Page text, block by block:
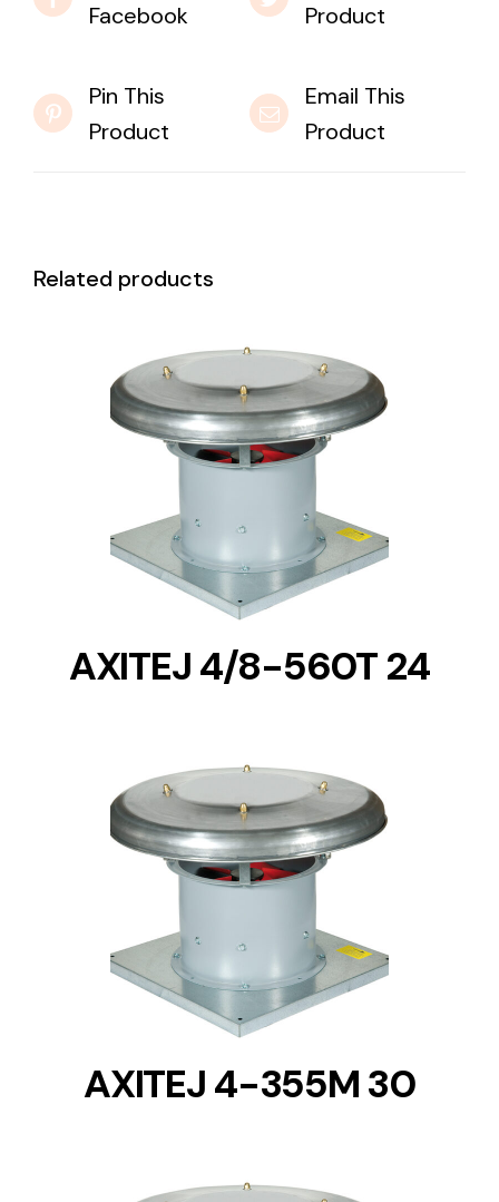
Facebook Product
Pin This
Product
Email This
Product
Related products
AXITEJ 4/8-560T 24
AXITEJ 4-355M 30